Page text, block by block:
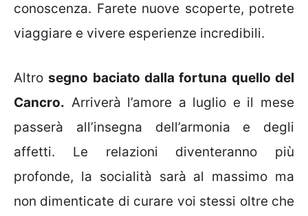
conoscenza. Farete nuove scoperte, potrete
viaggiare e vivere esperienze incredibili.
Altrosegno baciato dalla fortuna quello del
Cancro. Arriverà l’amore a luglio e il mese
passerà all’insegna dell’armonia e degli
affetti. Le relazioni diventeranno più
profonde, la socialità sarà al massimo ma
non dimenticate di curare voi stessi oltre che